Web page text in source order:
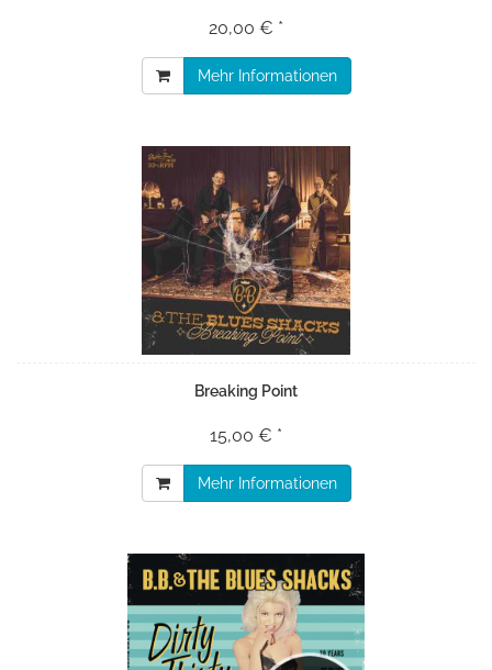
20,00 € *
Mehr Informationen
Breaking Point
15,00 € *
Mehr Informationen